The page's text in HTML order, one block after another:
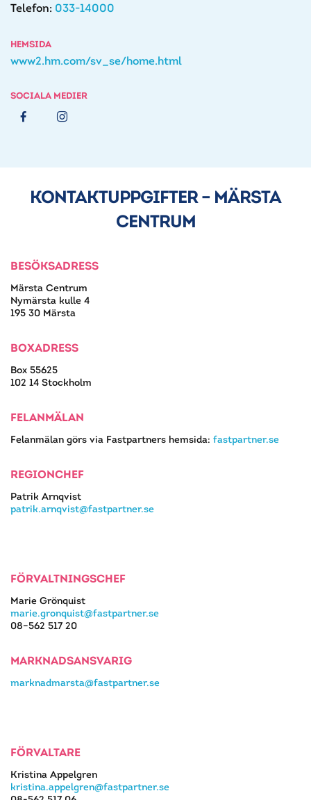
Telefon: 033-14000
HEMSIDA
www2.hm.com/sv_se/home.html
SOCIALA MEDIER
KONTAKTUPPGIFTER – MÄRSTA
CENTRUM
BESÖKSADRESS
Märsta Centrum
Nymärsta kulle 4
195 30 Märsta
BOXADRESS
Box 55625
102 14 Stockholm
FELANMÄLAN
Felanmälan görs via Fastpartners hemsida: fastpartner.se
REGIONCHEF
Patrik Arnqvist
patrik.arnqvist@fastpartner.se
FÖRVALTNINGSCHEF
Marie Grönquist
marie.gronquist@fastpartner.se
08–562 517 20
MARKNADSANSVARIG
marknadmarsta@fastpartner.se
FÖRVALTARE
Kristina Appelgren
kristina.appelgren@fastpartner.se